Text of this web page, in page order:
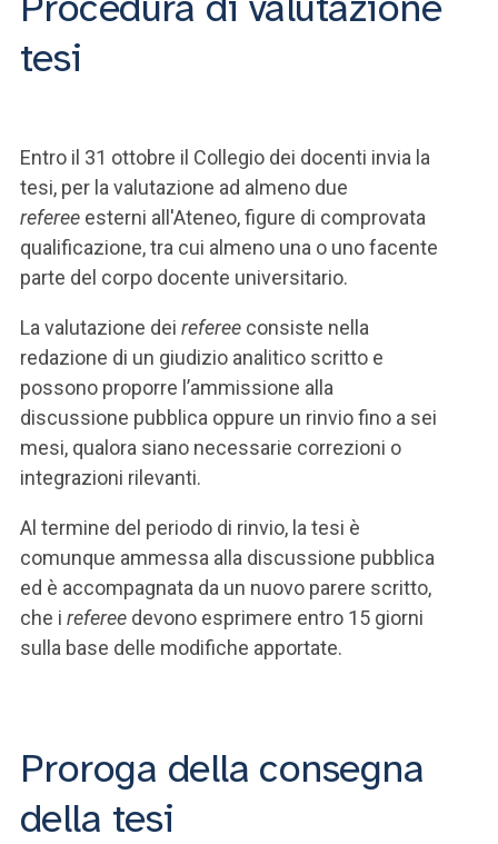
tesi
Entro il 31 ottobre il Collegio dei docenti invia la
tesi, per la valutazione ad almeno due
referee esterni all'Ateneo, figure di comprovata
qualificazione, tra cui almeno una o uno facente
parte del corpo docente universitario.
La valutazione dei referee consiste nella
redazione di un giudizio analitico scritto e
possono proporre l’ammissione alla
discussione pubblica oppure un rinvio fino a sei
mesi, qualora siano necessarie correzioni o
integrazioni rilevanti.
Al termine del periodo di rinvio, la tesi è
comunque ammessa alla discussione pubblica
ed è accompagnata da un nuovo parere scritto,
che i referee devono esprimere entro 15 giorni
sulla base delle modifiche apportate.
Proroga della consegna
della tesi